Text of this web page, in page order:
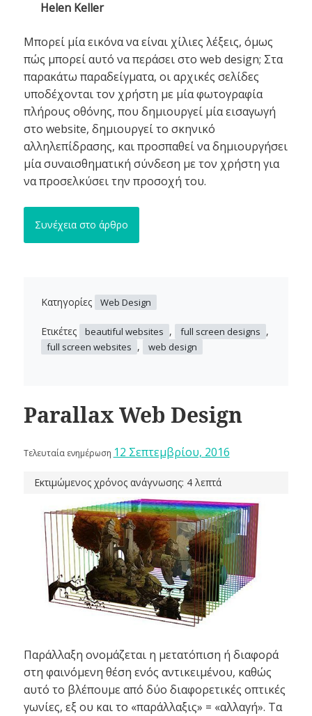
Helen Keller
Μπορεί μία εικόνα να είναι χίλιες λέξεις, όμως
πώς μπορεί αυτό να περάσει στο web design; Στα
παρακάτω παραδείγματα, οι αρχικές σελίδες
υποδέχονται τον χρήστη με μία φωτογραφία
πλήρους οθόνης, που δημιουργεί μία εισαγωγή
στο website, δημιουργεί το σκηνικό
αλληλεπίδρασης, και προσπαθεί να δημιουργήσει
μία συναισθηματική σύνδεση με τον χρήστη για
να προσελκύσει την προσοχή του.
Συνέχεια στο άρθρο
Κατηγορίες Web Design
Ετικέτες beautiful websites , full screen designs ,
full screen websites , web design
Parallax Web Design
Τελευταία ενημέρωση 12 Σεπτεμβρίου, 2016
Εκτιμώμενος χρόνος ανάγνωσης: 4 λεπτά
Παράλλαξη ονομάζεται η μετατόπιση ή διαφορά
στη φαινόμενη θέση ενός αντικειμένου, καθώς
αυτό το βλέπουμε από δύο διαφορετικές οπτικές
γωνίες, εξ ου και το «παράλλαξις» = «αλλαγή». Τα